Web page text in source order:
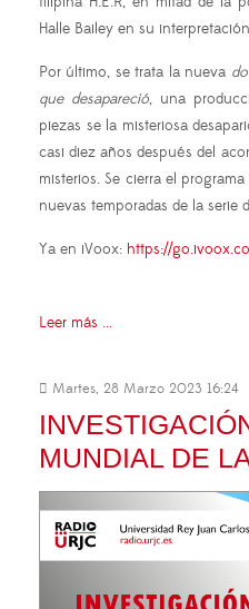
Halle Bailey en su
Por último, se trata la nueva
que desapareció, una
piezas se la misteriosa
casi diez años después del
misterios. Se cierra el
nuevas temporadas de la serie
Ya en iVoox: https://
Leer más ...
Martes, 28 Marzo 2023 16:24
MUNDIAL DE